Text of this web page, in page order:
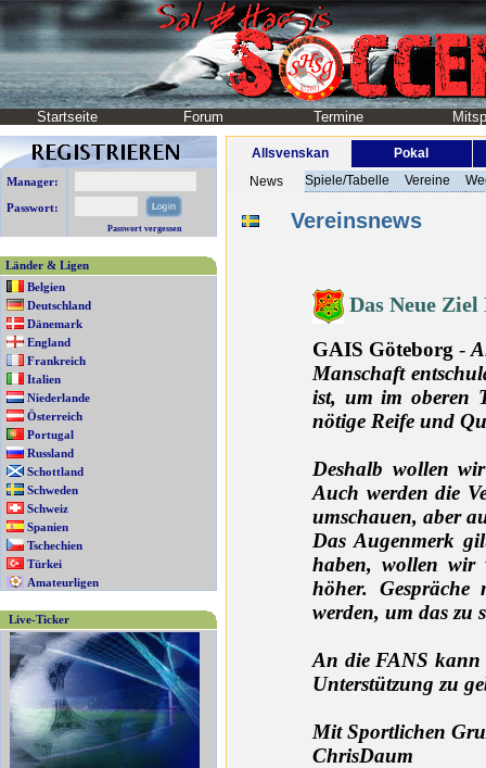
Startseite Forum Termine
Manager:
Passwort:
Passwort vergessen
Länder & Ligen
Belgien
Deutschland
Dänemark
England
Frankreich
Italien
Niederlande
Österreich
Portugal
Russland
Schottland
Schweden
Schweiz
Spanien
Tschechien
Türkei
Amateurligen
Live-Ticker
Allsvenskan
Pokal
News
Spiele/Tabelle Vereine
Vereinsnews
Das Neue
GAIS Göteborg -
Manschaft
ist, um im oberen
nötige Reife und
Deshalb wollen
Auch werden die
umschauen, aber
Das Augenmerk
haben, wollen wir
höher. Gespräche
werden, um das
An die FANS kann
Unterstützung zu
Mit Sportlichen
ChrisDaum